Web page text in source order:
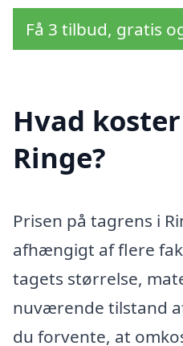
Få 3 tilbud, gratis
Hvad
Ringe?
Prisen på tagrens i
afhængigt af flere
tagets størrelse,
nuværende tilstand
du forvente, at